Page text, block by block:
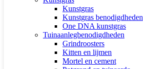
Kunstgras
Kunstgras benodigdheden
One DNA kunstgras
Tuinaanlegbenodigdheden
Grindroosters
Kitten en lijmen
Mortel en cement